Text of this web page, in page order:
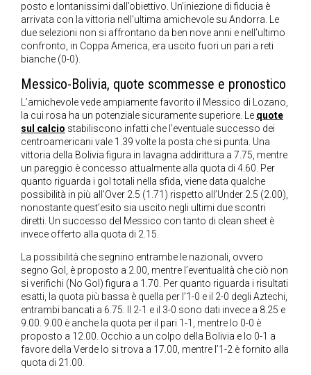
posto e lontanissimi dall’obiettivo. Un’iniezione di fiducia è
arrivata con la vittoria nell’ultima amichevole su Andorra. Le
due selezioni non si affrontano da ben nove anni e nell’ultimo
confronto, in Coppa America, era uscito fuori un pari a reti
bianche (0-0).
Messico-Bolivia, quote scommesse e pronostico
L’amichevole vede ampiamente favorito il Messico di Lozano,
la cui rosa ha un potenziale sicuramente superiore. Le quote
sul calcio stabiliscono infatti che l’eventuale successo dei
centroamericani vale 1.39 volte la posta che si punta. Una
vittoria della Bolivia figura in lavagna addirittura a 7.75, mentre
un pareggio è concesso attualmente alla quota di 4.60. Per
quanto riguarda i gol totali nella sfida, viene data qualche
possibilità in più all’Over 2.5 (1.71) rispetto all’Under 2.5 (2.00),
nonostante quest’esito sia uscito negli ultimi due scontri
diretti. Un successo del Messico con tanto di clean sheet è
invece offerto alla quota di 2.15.
La possibilità che segnino entrambe le nazionali, ovvero
segno Gol, è proposto a 2.00, mentre l’eventualità che ciò non
si verifichi (No Gol) figura a 1.70. Per quanto riguarda i risultati
esatti, la quota più bassa è quella per l’1-0 e il 2-0 degli Aztechi,
entrambi bancati a 6.75. Il 2-1 e il 3-0 sono dati invece a 8.25 e
9.00. 9.00 è anche la quota per il pari 1-1, mentre lo 0-0 è
proposto a 12.00. Occhio a un colpo della Bolivia e lo 0-1 a
favore della Verde lo si trova a 17.00, mentre l’1-2 è fornito alla
quota di 21.00.